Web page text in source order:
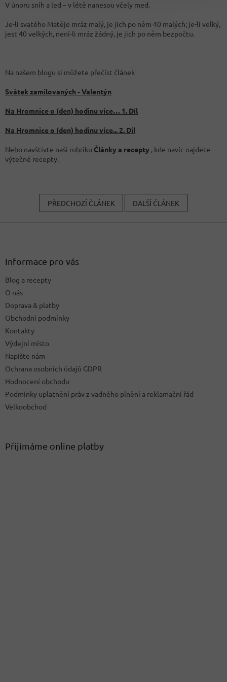
V únoru sníh a led – v létě nanesou včely med.
Je-li svatého Matěje mráz malý, je jich po něm 40 malých; je-li velký,
jest 40 velkých, není-li mráz žádný, je jich po něm bezpočtu.
Na našem blogu si můžete přečíst článek
Svátek zamilovaných - Valentýn
Na Hromnice o (den) hodinu více… 1. Díl
Na Hromnice o (den) hodinu více... 2. Díl
Nebo navštivte naši rubriku Články a recepty , kde navíc najdete
výtečné recepty.
PŘEDCHOZÍ ČLÁNEK DALŠÍ ČLÁNEK
Informace pro vás
Blog a recepty
O nás
Doprava & platby
Obchodní podmínky
Kontakty
Výdejní místo
Napište nám
Ochrana osobních údajů GDPR
Hodnocení obchodu
Podmínky uplatnění práv z vadného plnění a reklamační řád
Velkoobchod
Přijímáme online platby